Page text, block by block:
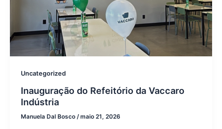
Uncategorized
Inauguração do Refeitório da Vaccaro
Indústria
Manuela Dal Bosco /maio 21, 2026